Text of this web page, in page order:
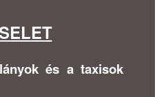
és a taxisok